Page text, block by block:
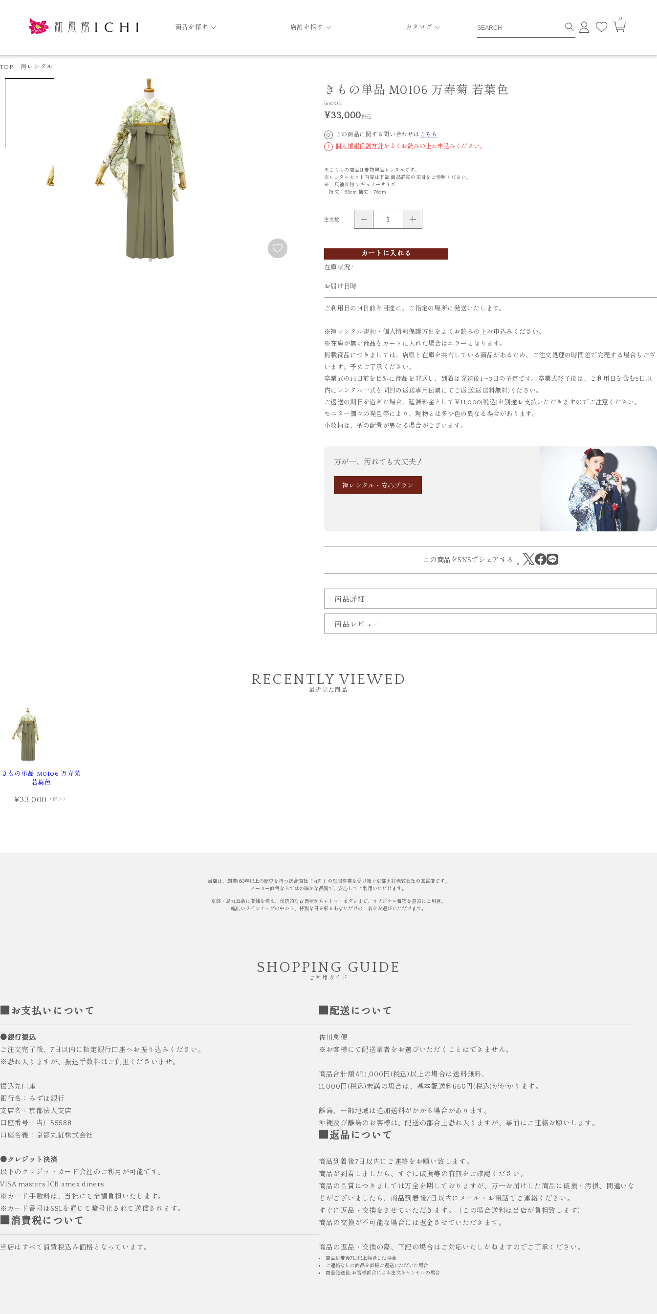
商品を探す
HAKAMA
RENTAL
FURISODE
振袖 浴衣
店舗を探す カタログ
ロ
グ
お
0
TOP 袴レンタル
きもの単品 M0106 万寿菊 若葉色
[m0106]
¥33,000税込
Q この商品に関する問い合わせは こちら
! 個人情報保護方針をよくお読みの上お申込みください。
※こちらの商品は着物単品レンタルです。
※レンタルセット内容は下記 商品詳細の項目をご参照ください。
※二尺袖着物 レギュラーサイズ
裄丈：68cm 袖丈：76cm
注文数
カートに入れる
在庫状況 :
お届け日時
ご利用日の14日前を目途に、ご指定の場所に発送いたします。
※袴レンタル規約・個人情報保護方針をよくお読みの上お申込みください。
※在庫が無い商品をカートに入れた場合はエラーとなります。
掲載商品につきましては、店頭と在庫を共有している商品があるため、ご注文処理の時間差で完売する場合もござ
います。予めご了承ください。
卒業式の14日前を目処に商品を発送し、到着は発送後1～3日の予定です。卒業式終了後は、ご利用日を含む5日以
内にレンタル一式を同封の返送専用伝票にてご返送(返送料無料)ください。
ご返送の期日を過ぎた場合、延滞料金として￥11,000(税込)を別途お支払いただきますのでご注意ください。
モニター個々の発色等により、現物とは多少色の異なる場合があります。
小紋柄は、柄の配置が異なる場合がございます。
万が一、汚れても大丈夫！
袴レンタル・安心プラン
この商品をSNSでシェアする
商品詳細
商品レビュー
RECENTLY VIEWED
最近見た商品
きもの単品 M0106 万寿菊
若葉色
¥33,000 （税込）
当店は、創業160年以上の歴史を持つ総合商社「丸紅」の呉服事業を受け継ぐ京都丸紅株式会社の直営店です。
メーカー直営ならではの確かな品質で、安心してご利用いただけます。
京都・烏丸五条に店舗を構え、伝統的な古典柄からレトロ・モダンまで、オリジナル着物を豊富にご用意。
幅広いラインナップの中から、特別な日を彩るあなただけの一着をお選びいただけます。
SHOPPING GUIDE
ご利用ガイド
■お支払いについて
●銀行振込
ご注文完了後、7日以内に指定銀行口座へお振り込みください。
※恐れ入りますが、振込手数料はご負担くださいませ。
振込先口座
銀行名：みずほ銀行
支店名：京都法人支店
口座番号：当）55588
口座名義：京都丸紅株式会社
●クレジット決済
以下のクレジットカード会社のご利用が可能です。
VISA masters JCB amex diners
※カード手数料は、当社にて全額負担いたします。
※カード番号はSSLを通じて暗号化されて送信されます。
■消費税について
当店はすべて消費税込み価格となっています。
■配送について
佐川急便
※お客様にて配送業者をお選びいただくことはできません。
商品合計額が11,000円(税込)以上の場合は送料無料、
11,000円(税込)未満の場合は、基本配送料660円(税込)がかかります。
離島、一部地域は追加送料がかかる場合があります。
沖縄及び離島のお客様は、配送の都合上恐れ入りますが、事前にご連絡お願いします。
■返品について
商品到着後7日以内にご連絡をお願い致します。
商品が到着しましたら、すぐに破損等の有無をご確認ください。
商品の品質につきましては万全を期しておりますが、万一お届けした商品に破損・汚損、間違いな
どがございましたら、商品到着後7日以内にメール・お電話でご連絡ください。
すぐに返品・交換をさせていただきます。（この場合送料は当店が負担致します）
商品の交換が不可能な場合には返金させていただきます。
商品の返品・交換の際、下記の場合はご対応いたしかねますのでご了承ください。
商品到着後7日以上経過した場合
ご連絡なしに商品を直接ご返送いただいた場合
商品発送後, お客様都合による注文キャンセルの場合